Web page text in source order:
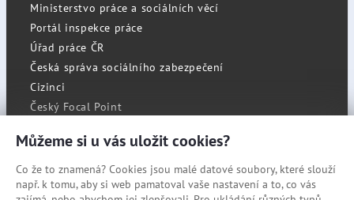
Ministerstvo práce a sociálních věcí
Portál inspekce práce
Úřad práce ČR
Česká správa sociálního zabezpečení
Cizinci
Český Focal Point
RSS
Můžeme si u vás uložit cookies?
Co že to znamená? Cookies jsou malé datové soubory, které slouží
např. k tomu, aby si web pamatoval vaše nastavení a to, co vás